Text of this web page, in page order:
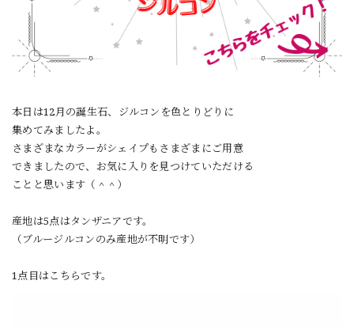
本日は12月の誕生石、ジルコンを色とりどりに
集めてみましたよ。
さまざまなカラーがシェイプもさまざまにご用意
できましたので、お気に入りを見つけていただける
ことと思います（＾＾）
産地は5点はタンザニアです。
（ブルージルコンのみ産地が不明です）
1点目はこちらです。